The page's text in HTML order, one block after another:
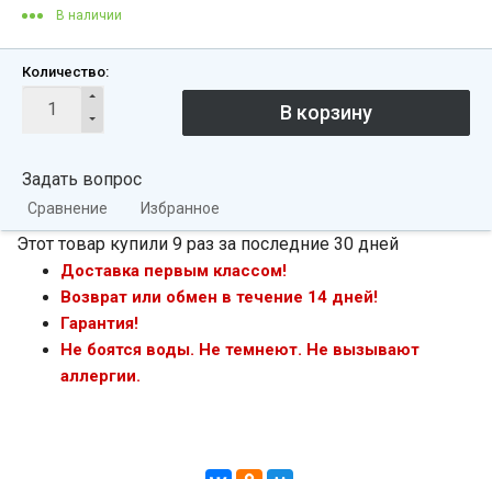
В наличии
Количество:
Задать вопрос
Сравнение Избранное
Этот товар купили 9 раз за последние 30 дней
Доставка первым классом!
Возврат или обмен в течение 14 дней!
Гарантия!
Не боятся воды. Не темнеют. Не вызывают
аллергии.